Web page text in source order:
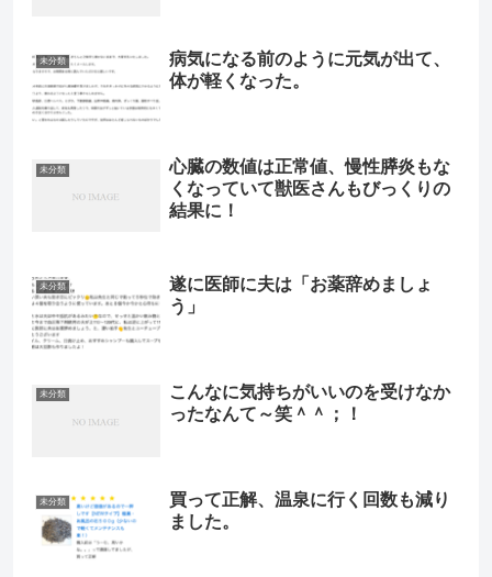
未分類
病気になる前のように元気が出て、
体が軽くなった。
未分類
心臓の数値は正常値、慢性膵炎もな
くなっていて獣医さんもびっくりの
結果に！
未分類
遂に医師に夫は「お薬辞めましょ
う」
未分類
こんなに気持ちがいいのを受けなか
ったなんて～笑＾＾；！
未分類
買って正解、温泉に行く回数も減り
ました。